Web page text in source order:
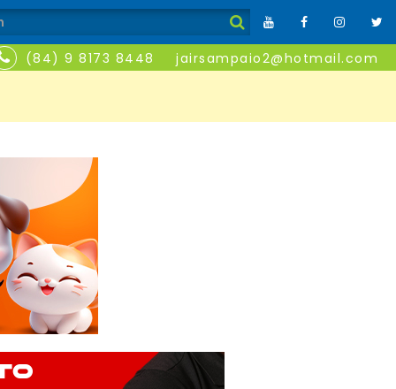
(84) 9 8173 8448 jairsampaio2@hotmail.com